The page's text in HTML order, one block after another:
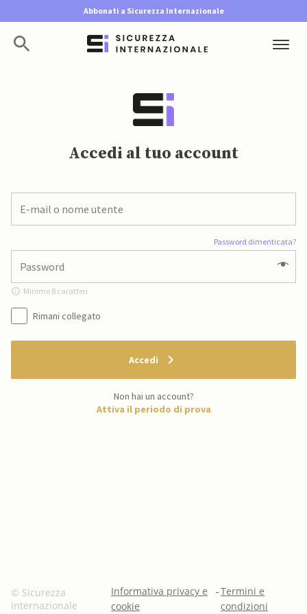
Abbonati a Sicurezza Internazionale
Accedi al tuo account
Password dimenticata?
Minimo 8 caratteri
Rimani collegato
Accedi
Non hai un account?
Attiva il periodo di prova
© Sicurezza
internazionale
Informativa privacy e
cookie
-Termini e
condizioni